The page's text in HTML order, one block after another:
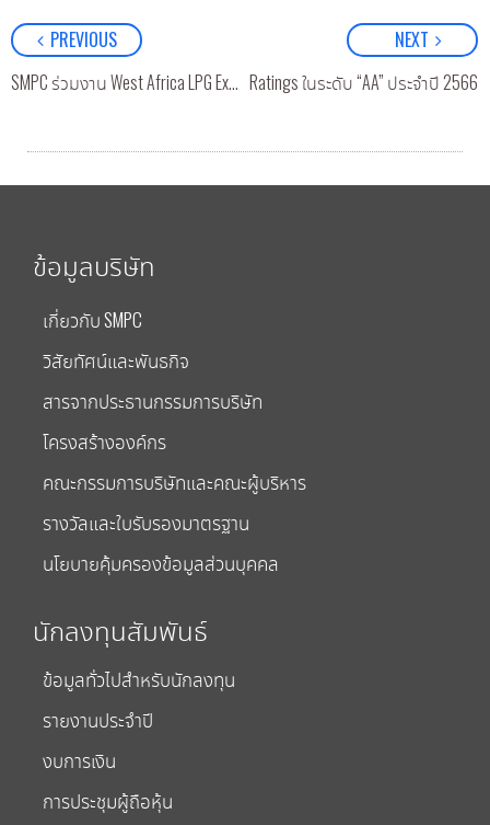
PREVIOUS
SMPC ร่วมงาน West Africa LPG Expo 2023 ครั้งที่ 4 ณ เมือง อาบีจาน ประเทศโกตดิวัวร์
NEXT
ประกาศผลประเมินหุ้นยั่งยืน SET ESG Ratings ในระดับ “AA” ประจำปี 2566
ข้อมูลบริษัท
เกี่ยวกับ SMPC
วิสัยทัศน์และพันธกิจ
สารจากประธานกรรมการบริษัท
โครงสร้างองค์กร
คณะกรรมการบริษัทและคณะผู้บริหาร
รางวัลและใบรับรองมาตรฐาน
นโยบายคุ้มครองข้อมูลส่วนบุคคล
นักลงทุนสัมพันธ์
ข้อมูลทั่วไปสำหรับนักลงทุน
รายงานประจำปี
งบการเงิน
การประชุมผู้ถือหุ้น